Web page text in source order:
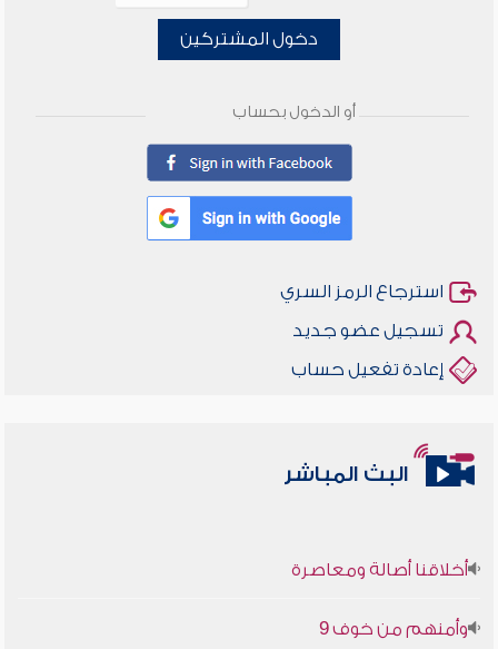
دخول المشتركين
أو الدخول بحساب
استرجاع الرمز السري
تسجيل عضو جديد
إعادة تفعيل حساب
البث المباشر
أخلاقنا أصالة ومعاصرة
وأمنهم من خوف 9